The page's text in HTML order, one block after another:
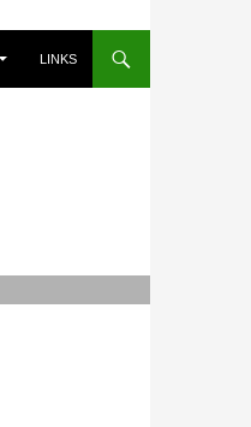
LINKS